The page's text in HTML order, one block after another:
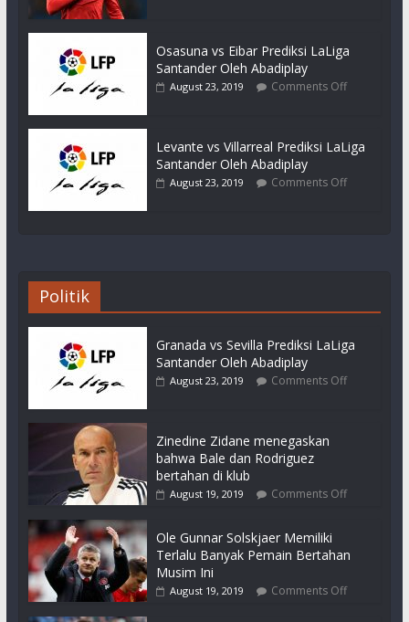
Osasuna vs Eibar Prediksi LaLiga
Santander Oleh Abadiplay
August 23, 2019 Comments Off
Levante vs Villarreal Prediksi LaLiga
Santander Oleh Abadiplay
August 23, 2019 Comments Off
Politik
Granada vs Sevilla Prediksi LaLiga
Santander Oleh Abadiplay
August 23, 2019 Comments Off
Zinedine Zidane menegaskan
bahwa Bale dan Rodriguez
bertahan di klub
August 19, 2019 Comments Off
Ole Gunnar Solskjaer Memiliki
Terlalu Banyak Pemain Bertahan
Musim Ini
August 19, 2019 Comments Off